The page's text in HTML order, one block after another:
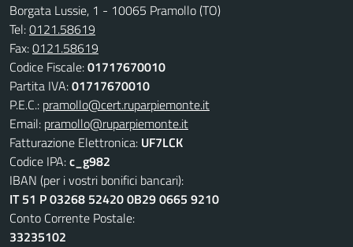
Borgata Lussie, 1 - 10065 Pramollo (TO)
Tel:0121.58619
Fax:0121.58619
Codice Fiscale:01717670010
Partita IVA:01717670010
P.E.C.: pramollo@cert.ruparpiemonte.it
Email: pramollo@ruparpiemonte.it
Fatturazione Elettronica: UF7LCK
Codice IPA:c_g982
IBAN (per i vostri bonifici bancari):
IT 51 P 03268 52420 0B29 0665 9210
Conto Corrente Postale:
33235102